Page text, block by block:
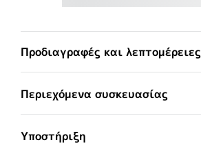
Προδιαγραφές και λεπτομέρειες
Περιεχόμενα συσκευασίας
Υποστήριξη